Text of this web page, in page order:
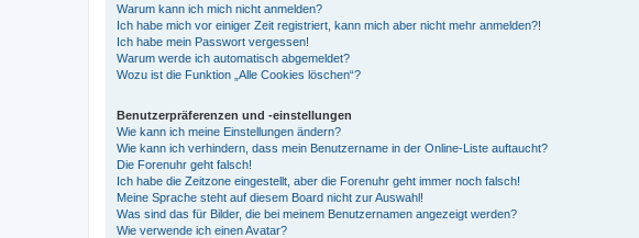
Warum kann ich mich nicht anmelden?
Ich habe mich vor einiger Zeit registriert, kann mich aber nicht mehr anmelden?!
Ich habe mein Passwort vergessen!
Warum werde ich automatisch abgemeldet?
Wozu ist die Funktion „Alle Cookies löschen“?
Benutzerpräferenzen und -einstellungen
Wie kann ich meine Einstellungen ändern?
Wie kann ich verhindern, dass mein Benutzername in der Online-Liste auftaucht?
Die Forenuhr geht falsch!
Ich habe die Zeitzone eingestellt, aber die Forenuhr geht immer noch falsch!
Meine Sprache steht auf diesem Board nicht zur Auswahl!
Was sind das für Bilder, die bei meinem Benutzernamen angezeigt werden?
Wie verwende ich einen Avatar?